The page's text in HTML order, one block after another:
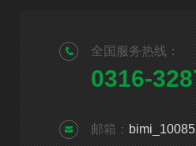
全国服务热线：
0316-
邮箱：